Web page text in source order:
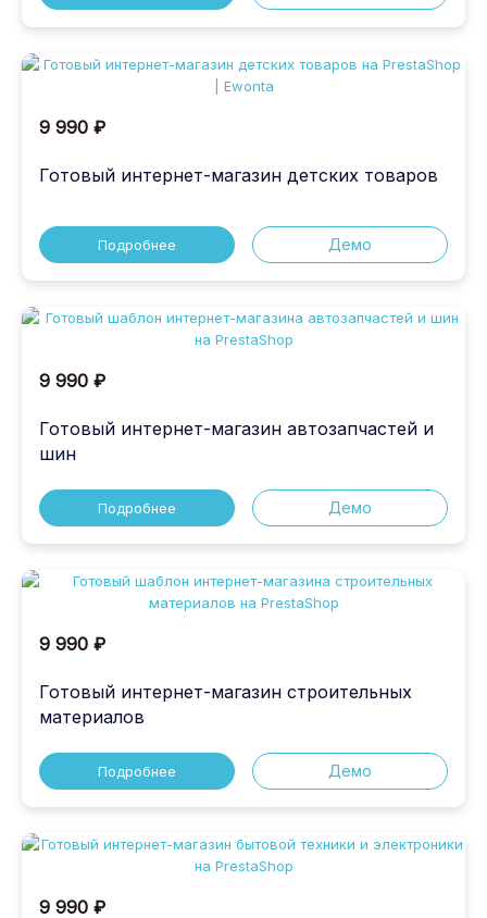
9 990 ₽
Готовый интернет-магазин детских товаров
Подробнее Демо
9 990 ₽
Готовый интернет-магазин автозапчастей и
шин
Подробнее Демо
9 990 ₽
Готовый интернет-магазин строительных
материалов
Подробнее Демо
9 990 ₽